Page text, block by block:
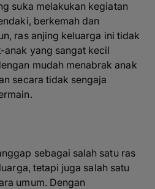
suka melakukan kegiatan
berkemah dan
ras anjing keluarga ini tidak
yang sangat kecil
mudah menabrak anak
secara tidak sengaja
sebagai salah satu ras
tetapi juga salah satu
umum. Dengan